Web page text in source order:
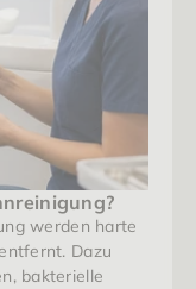
werden harte
Dazu
bakterielle